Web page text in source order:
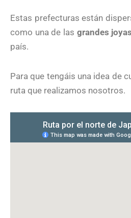
Estas prefecturas están
como una de las grandes
país.
Para que tengáis una idea de
ruta que realizamos nosotros.